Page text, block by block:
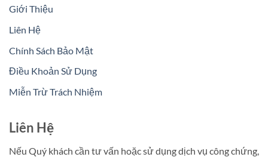
Giới Thiệu
Liên Hệ
Chính Sách Bảo Mật
Điều Khoản Sử Dụng
Miễn Trừ Trách Nhiệm
Liên Hệ
Nếu Quý khách cần tư vấn hoặc sử dụng dịch vụ công chứng,